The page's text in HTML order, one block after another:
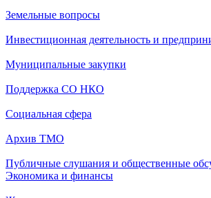
Земельные вопросы
Инвестиционная деятельность и
Муниципальные закупки
Поддержка СО НКО
Социальная сфера
Архив ТМО
Публичные слушания и общественные
Экономика и финансы